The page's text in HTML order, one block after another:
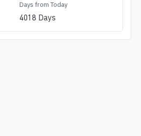
Days from Today
4018 Days